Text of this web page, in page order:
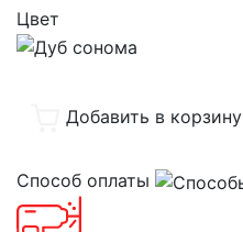
Цвет
Добавить в корзину
Способ оплаты